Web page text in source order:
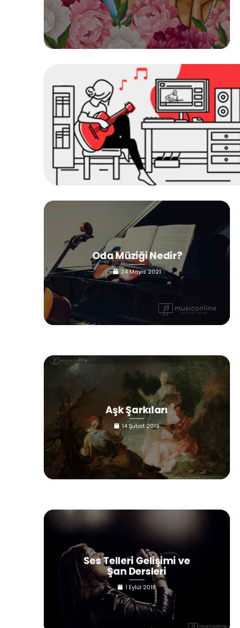
Oda Müziği Nedir?
24 Mayıs 2021
Aşk Şarkıları
14 Şubat 2019
Ses Telleri Gelişimi ve
Şan Dersleri
1 Eylül 2018